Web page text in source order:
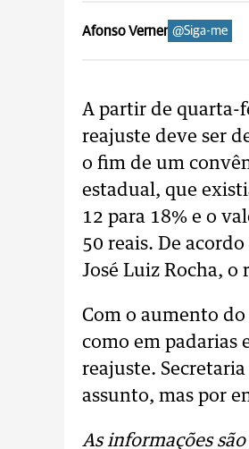
Afonso Verner @Siga-me
A partir de quarta-
reajuste deve ser
o fim de um
estadual, que
12 para 18% e o
50 reais. De
José Luiz Rocha, o
Com o aumento do
como em padarias
reajuste.
assunto, mas por
As informações são